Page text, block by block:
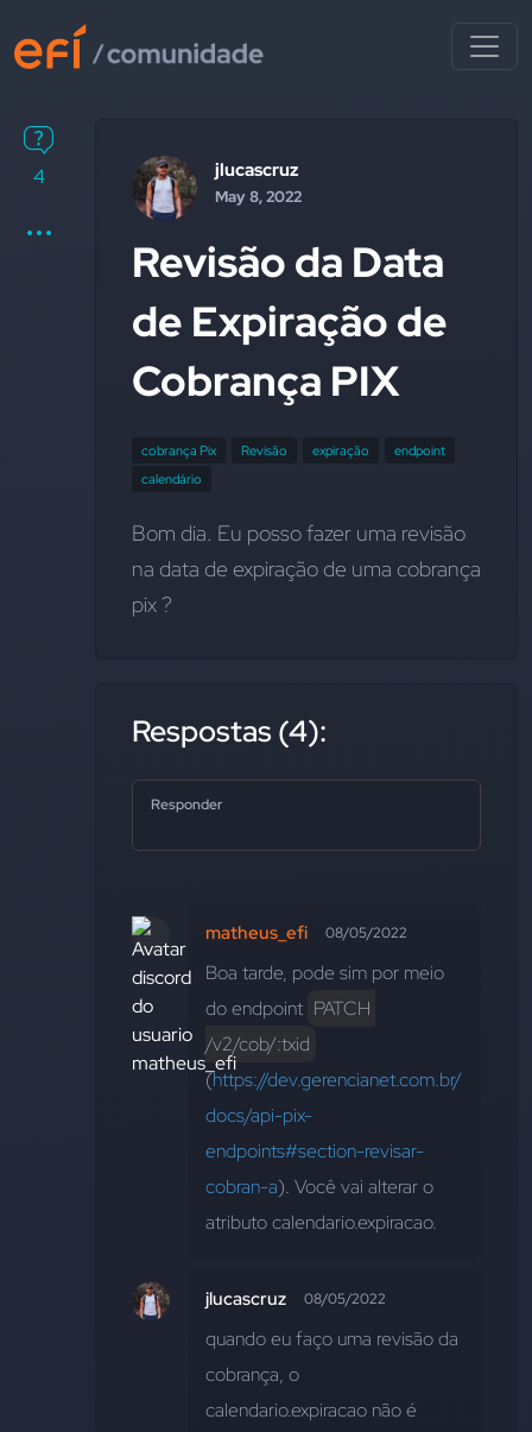
4 jlucascruz
May 8, 2022
Revisão da Data
de Expiração de
Cobrança PIX
cobrança Pix Revisão expiração
endpoint
calendário
Bom dia. Eu posso fazer uma revisão
na data de expiração de uma cobrança
pix ?
Respostas (4):
Responder
matheus_efi 08/05/2022
Boa tarde, pode sim por meio
do endpoint PATCH
/v2/cob/:txid
(https://dev.gerencianet.com.br/
docs/api-pix-
endpoints#section-revisar-
cobran-a). Você vai alterar o
atributo calendario.expiracao.
jlucascruz 08/05/2022
quando eu faço uma revisão da
cobrança, o
calendario.expiracao não é